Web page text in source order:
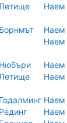
Наем
Наем
Наем
Наем
Наем
Наем
Наем